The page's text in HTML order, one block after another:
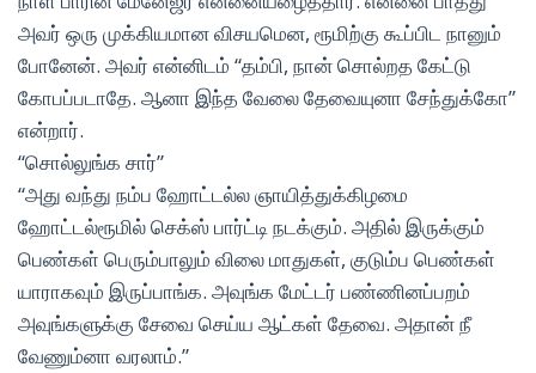
அவர் ஒரு முக்கியமான விசயமென, ரூமிற்கு கூப்பிட நானும்
போனேன். அவர் என்னிடம் “தம்பி, நான் சொல்றத கேட்டு
கோபப்படாதே. ஆனா இந்த வேலை தேவையுனா சேந்துக்கோ”
என்றார்.
“சொல்லுங்க சார்”
“அது வந்து நம்ப ஹோட்டல்ல ஞாயித்துக்கிழமை
ஹோட்டல்ரூமில் செக்ஸ் பார்ட்டி நடக்கும். அதில் இருக்கும்
பெண்கள் பெரும்பாலும் விலை மாதுகள், குடும்ப பெண்கள்
யாராகவும் இருப்பாங்க. அவுங்க மேட்டர் பண்ணினப்பறம்
அவுங்களுக்கு சேவை செய்ய ஆட்கள் தேவை. அதான் நீ
வேணும்னா வரலாம்.”